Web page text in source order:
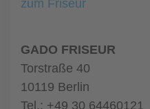
zum Friseur
GADO FRISEUR
Torstraße 40
10119 Berlin
Tel.: +49 30 64460121